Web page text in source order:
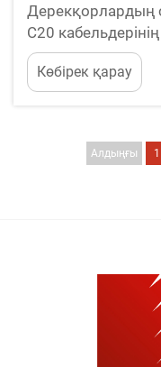
Дерекқорлардың
C20
60320 C19 және
конфигурациясы,
А) және кернеу
сәйкес жұп
Көбірек қарау
Алдыңғы 1